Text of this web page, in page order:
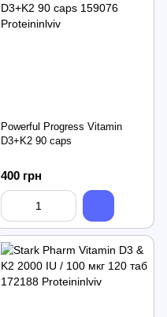
Powerful Progress Vitamin
D3+K2 90 caps
400 грн